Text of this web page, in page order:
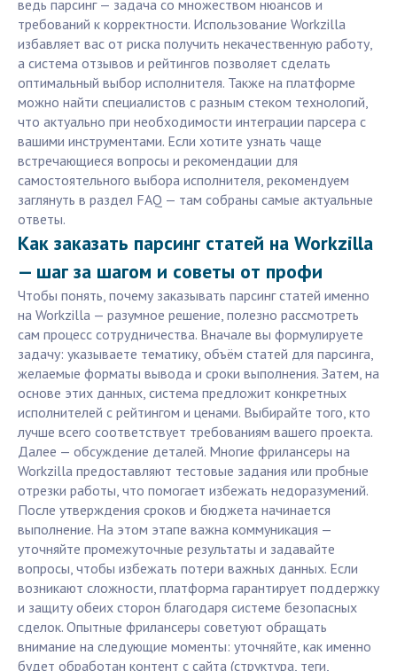
ведь парсинг — задача со множеством нюансов и
требований к корректности. Использование Workzilla
избавляет вас от риска получить некачественную работу,
а система отзывов и рейтингов позволяет сделать
оптимальный выбор исполнителя. Также на платформе
можно найти специалистов с разным стеком технологий,
что актуально при необходимости интеграции парсера с
вашими инструментами. Если хотите узнать чаще
встречающиеся вопросы и рекомендации для
самостоятельного выбора исполнителя, рекомендуем
заглянуть в раздел FAQ — там собраны самые актуальные
ответы.
Как заказать парсинг статей на Workzilla
— шаг за шагом и советы от профи
Чтобы понять, почему заказывать парсинг статей именно
на Workzilla — разумное решение, полезно рассмотреть
сам процесс сотрудничества. Вначале вы формулируете
задачу: указываете тематику, объём статей для парсинга,
желаемые форматы вывода и сроки выполнения. Затем, на
основе этих данных, система предложит конкретных
исполнителей с рейтингом и ценами. Выбирайте того, кто
лучше всего соответствует требованиям вашего проекта.
Далее — обсуждение деталей. Многие фрилансеры на
Workzilla предоставляют тестовые задания или пробные
отрезки работы, что помогает избежать недоразумений.
После утверждения сроков и бюджета начинается
выполнение. На этом этапе важна коммуникация —
уточняйте промежуточные результаты и задавайте
вопросы, чтобы избежать потери важных данных. Если
возникают сложности, платформа гарантирует поддержку
и защиту обеих сторон благодаря системе безопасных
сделок. Опытные фрилансеры советуют обращать
внимание на следующие моменты: уточняйте, как именно
будет обработан контент с сайта (структура, теги,